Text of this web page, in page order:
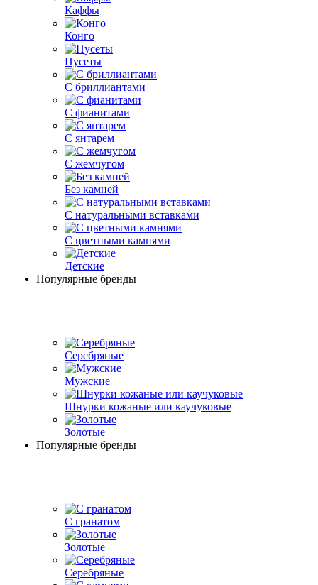
Каффы
Конго
Пусеты
С бриллиантами
С фианитами
С янтарем
С жемчугом
Без камней
С натуральными вставками
С цветными камнями
Детские
Популярные бренды
Серебряные
Мужские
Шнурки кожаные или каучуковые
Золотые
Популярные бренды
С гранатом
Золотые
Серебряные